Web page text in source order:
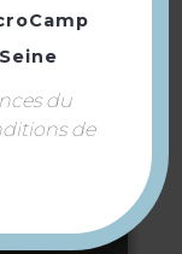
du
de